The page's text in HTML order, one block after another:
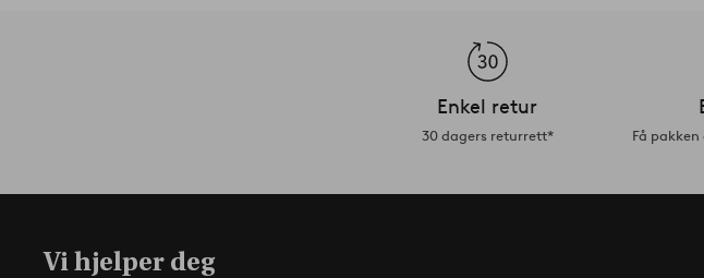
Enkel retur
30 dagers returrett*
Få
Vi hjelper deg